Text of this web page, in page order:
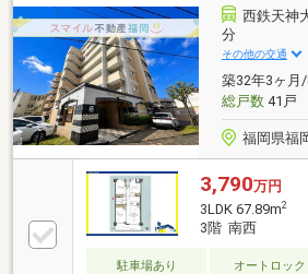
浜公園・・・徒歩6分（約460m
徒歩3分（約230m）・ローソン
店・・・徒歩5分（約340m）・
店・・・徒歩7分（約520m）
西鉄天神
分
その他の交通
築32年3ヶ月
総戸数41戸
福岡県福
3,790万円
3LDK 67.89m2
3階 南西
駐車場あり オートロック